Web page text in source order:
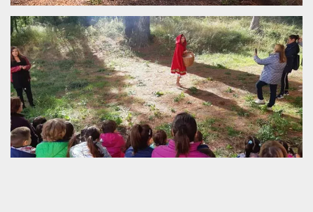
m
Stripe
m.stripe.com
1 anno 1
mese
Questo cookie
viene
generalmente
utilizzato per le
prestazioni e
l'ottimizzazione
dei servizi di
elaborazione
dei pagamenti,
facilitando la
memorizzazione
dei contenuti
sul browser per
rendere le
pagine più
veloci.